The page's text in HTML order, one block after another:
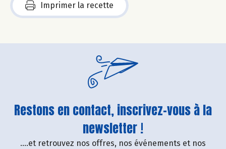
Imprimer la recette
Restons en contact, inscrivez-vous à la
newsletter !
....et retrouvez nos offres, nos événements et nos